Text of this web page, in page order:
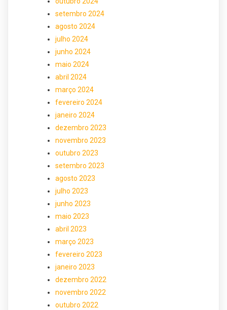
setembro 2024
agosto 2024
julho 2024
junho 2024
maio 2024
abril 2024
março 2024
fevereiro 2024
janeiro 2024
dezembro 2023
novembro 2023
outubro 2023
setembro 2023
agosto 2023
julho 2023
junho 2023
maio 2023
abril 2023
março 2023
fevereiro 2023
janeiro 2023
dezembro 2022
novembro 2022
outubro 2022